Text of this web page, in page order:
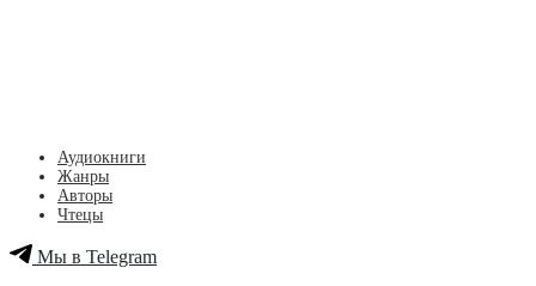
Аудиокниги
Жанры
Авторы
Чтецы
Мы в Telegram